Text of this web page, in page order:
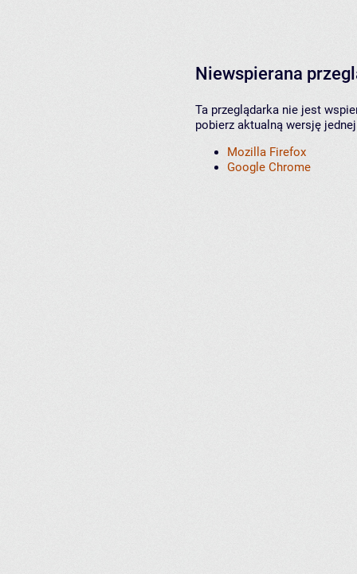
Niewspierana
Ta przeglądarka nie jest
pobierz aktualną wersję
Mozilla Firefox
Google Chrome